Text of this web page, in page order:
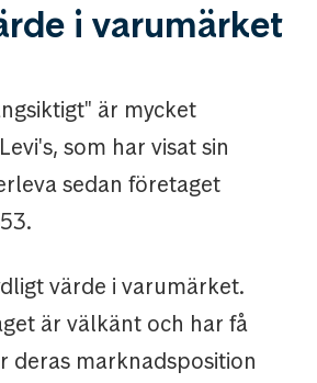
i varumärket
är mycket
som har visat sin
sedan företaget
värde i varumärket.
är välkänt och har få
deras marknadsposition